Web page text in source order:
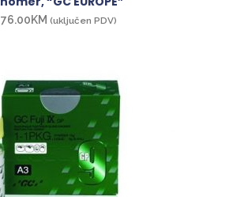
KM (uključen PDV)